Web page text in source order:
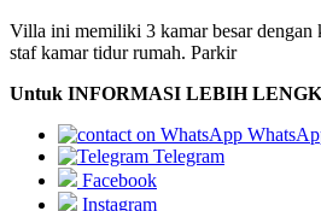
Villa ini memiliki 3 kamar besar dengan
staf kamar tidur rumah. Parkir
Untuk INFORMASI LEBIH
Telegram
Facebook
Instagram